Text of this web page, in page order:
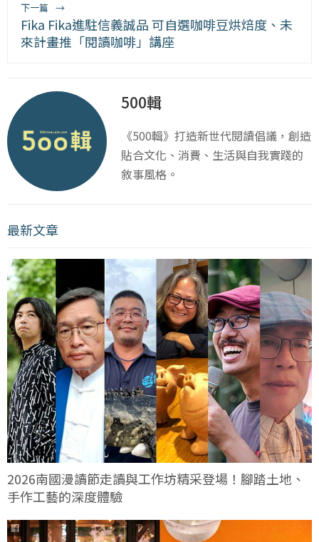
下一篇 →
Fika Fika進駐信義誠品 可自選咖啡豆烘焙度、未
來計畫推「閱讀咖啡」講座
500輯
《500輯》打造新世代閱讀倡議，創造
貼合文化、消費、生活與自我實踐的
敘事風格。
最新文章
2026南國漫讀節走讀與工作坊精采登場！腳踏土地、
手作工藝的深度體驗